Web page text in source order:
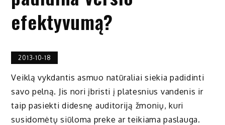
efektyvumą?
2013-10-18
Veiklą vykdantis asmuo natūraliai siekia padidinti
savo pelną. Jis nori įbristi į platesnius vandenis ir
taip pasiekti didesnę auditoriją žmonių, kuri
susidomėtų siūloma preke ar teikiama paslauga.